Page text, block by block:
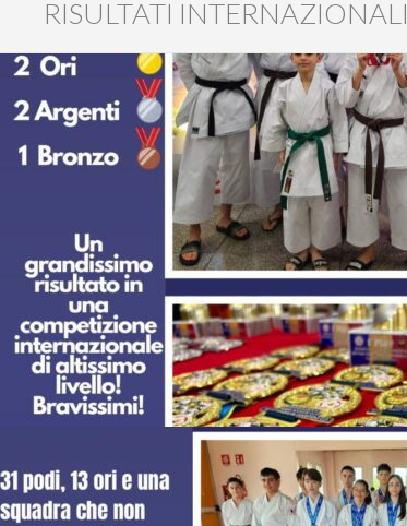
RISULTATI INTERNAZIONALI